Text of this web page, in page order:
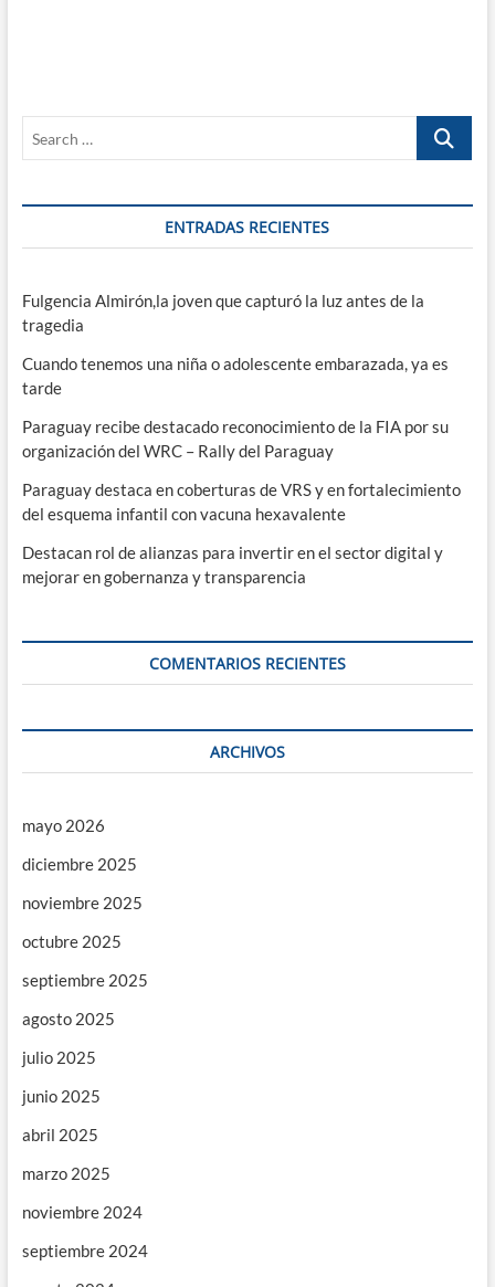
Search
ENTRADAS RECIENTES
Fulgencia Almirón,la joven que capturó la luz antes de la
tragedia
Cuando tenemos una niña o adolescente embarazada, ya es
tarde
Paraguay recibe destacado reconocimiento de la FIA por su
organización del WRC – Rally del Paraguay
Paraguay destaca en coberturas de VRS y en fortalecimiento
del esquema infantil con vacuna hexavalente
Destacan rol de alianzas para invertir en el sector digital y
mejorar en gobernanza y transparencia
COMENTARIOS RECIENTES
ARCHIVOS
mayo 2026
diciembre 2025
noviembre 2025
octubre 2025
septiembre 2025
agosto 2025
julio 2025
junio 2025
abril 2025
marzo 2025
noviembre 2024
septiembre 2024